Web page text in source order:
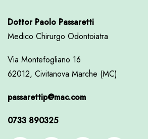
Dottor Paolo Passaretti
Medico Chirurgo Odontoiatra
Via Montefogliano 16
62012, Civitanova Marche (MC)
passarettip@mac.com
0733 890325